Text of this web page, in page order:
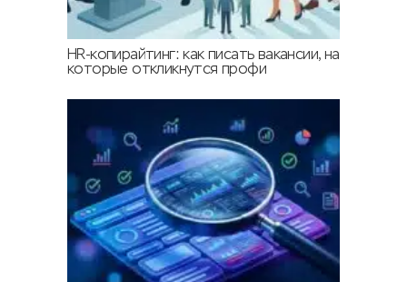
HR-копирайтинг: как писать вакансии, на
которые откликнутся профи